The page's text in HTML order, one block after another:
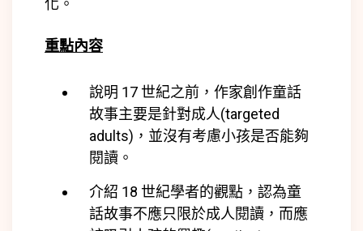
重點內容
說明 17 世紀之前，作家創作童話
故事主要是針對成人(targeted
adults) ，並沒有考慮小孩是否能夠
閱讀。
介紹 18 世紀學者的觀點，認為童
話故事不應只限於成人閱讀，而應